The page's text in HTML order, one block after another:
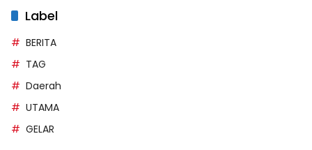
Label
BERITA
TAG
Daerah
UTAMA
GELAR